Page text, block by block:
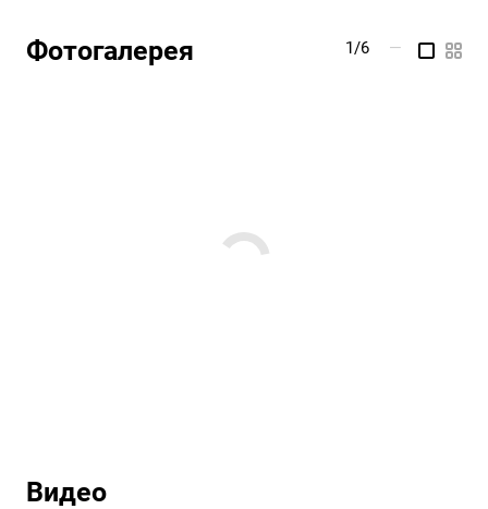
Фотогалерея 1/6 —
Видео